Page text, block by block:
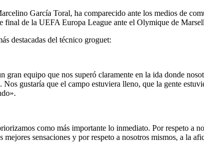
García Toral, ha comparecido ante los medios de
final de la UEFA Europa League ante el Olymique de
destacadas del técnico groguet:
gran equipo que nos superó claramente en la ida donde
gustaría que el campo estuviera lleno, que la gente
como más importante lo inmediato. Por respeto a
mejores sensaciones y por respeto a nosotros mismos, a la